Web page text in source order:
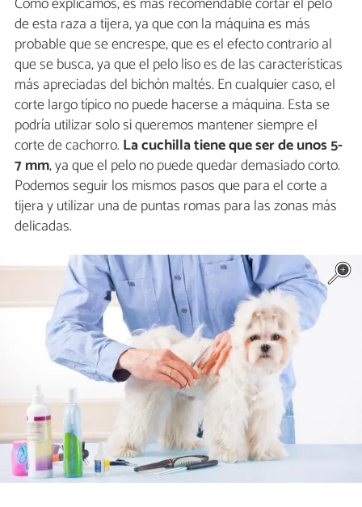
de esta raza a tijera, ya que con la máquina es más
probable que se encrespe, que es el efecto contrario al
que se busca, ya que el pelo liso es de las características
más apreciadas del bichón maltés. En cualquier caso, el
corte largo típico no puede hacerse a máquina. Esta se
podría utilizar solo si queremos mantener siempre el
corte de cachorro. La cuchilla tiene que ser de unos 5-
7 mm, ya que el pelo no puede quedar demasiado corto.
Podemos seguir los mismos pasos que para el corte a
tijera y utilizar una de puntas romas para las zonas más
delicadas.